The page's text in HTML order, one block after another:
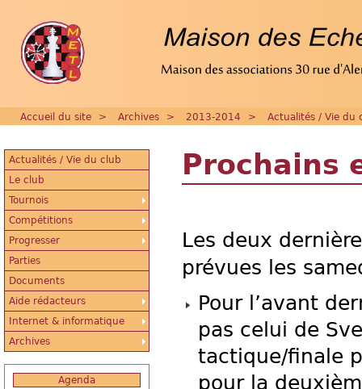
Accueil du site > Archives > 2013-2014 > Actualités / Vie du
Prochains
Les deux
prévues les
Pour l’avant
pas celui de
tactique/finale
pour la
Actualités / Vie du club
Le club
Tournois
Compétitions
Progresser
Parties
Documents
Aide rédacteurs
Internet & informatique
Archives
Agenda